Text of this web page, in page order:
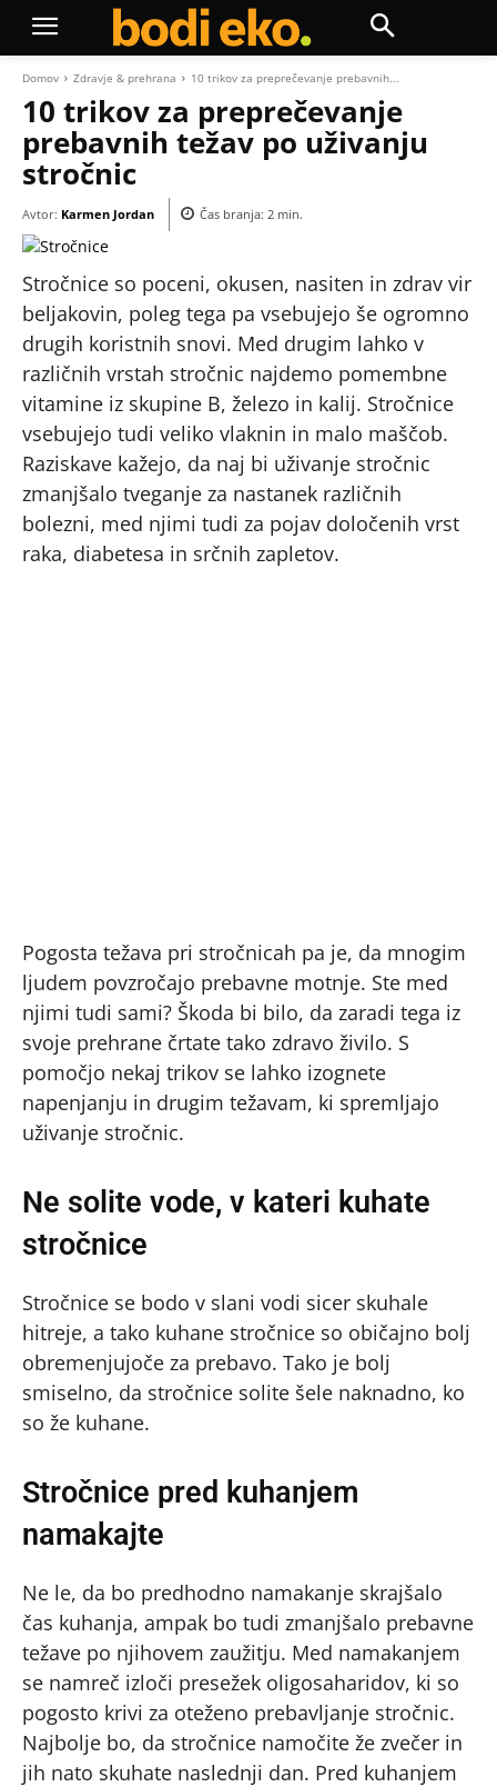
Domov Zdravje & prehrana 10 trikov za preprečevanje prebavnih...
10 trikov za preprečevanje
prebavnih težav po uživanju
stročnic
Avtor: Karmen Jordan Čas branja: 2 min.
Stročnice so poceni, okusen, nasiten in zdrav vir
beljakovin, poleg tega pa vsebujejo še ogromno
drugih koristnih snovi. Med drugim lahko v
različnih vrstah stročnic najdemo pomembne
vitamine iz skupine B, železo in kalij. Stročnice
vsebujejo tudi veliko vlaknin in malo maščob.
Raziskave kažejo, da naj bi uživanje stročnic
zmanjšalo tveganje za nastanek različnih
bolezni, med njimi tudi za pojav določenih vrst
raka, diabetesa in srčnih zapletov.
Pogosta težava pri stročnicah pa je, da mnogim
ljudem povzročajo prebavne motnje. Ste med
njimi tudi sami? Škoda bi bilo, da zaradi tega iz
svoje prehrane črtate tako zdravo živilo. S
pomočjo nekaj trikov se lahko izognete
napenjanju in drugim težavam, ki spremljajo
uživanje stročnic.
Ne solite vode, v kateri kuhate
stročnice
Stročnice se bodo v slani vodi sicer skuhale
hitreje, a tako kuhane stročnice so običajno bolj
obremenjujoče za prebavo. Tako je bolj
smiselno, da stročnice solite šele naknadno, ko
so že kuhane.
Stročnice pred kuhanjem
namakajte
Ne le, da bo predhodno namakanje skrajšalo
čas kuhanja, ampak bo tudi zmanjšalo prebavne
težave po njihovem zaužitju. Med namakanjem
se namreč izloči presežek oligosaharidov, ki so
pogosto krivi za oteženo prebavljanje stročnic.
Najbolje bo, da stročnice namočite že zvečer in
jih nato skuhate naslednji dan. Pred kuhanjem